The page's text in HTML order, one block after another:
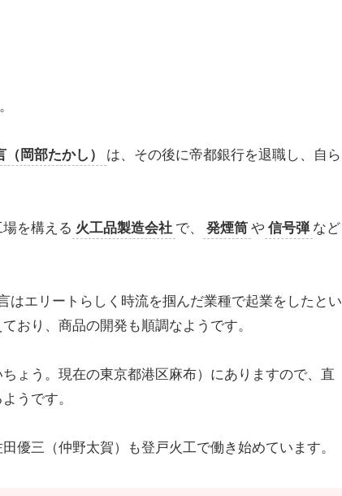
（岡部たかし）
は、その後に帝都銀行を退職し、自ら
を構える 火工品製造会社 で、 発煙筒 や 信号弾 など
はエリートらしく時流を掴んだ業種で起業をしたとい
おり、商品の開発も順調なようです。
ょう。現在の東京都港区麻布）にありますので、直
うです。
優三（仲野太賀）も登戸火工で働き始めています。